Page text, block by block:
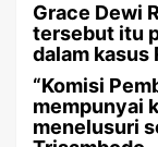
Grace Dewi
tersebut itu
dalam kasus
“Komisi
mempunyai
menelusuri